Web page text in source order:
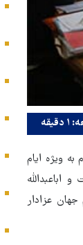
ویژه ایام
عزادار